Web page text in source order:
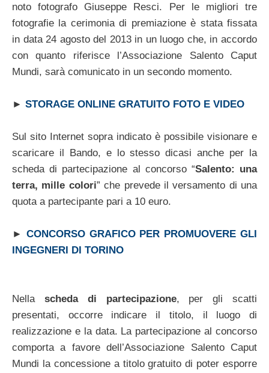
noto fotografo Giuseppe Resci. Per le migliori tre
fotografie la cerimonia di premiazione è stata fissata
in data 24 agosto del 2013 in un luogo che, in accordo
con quanto riferisce l’Associazione Salento Caput
Mundi, sarà comunicato in un secondo momento.
► STORAGE ONLINE GRATUITO FOTO E VIDEO
Sul sito Internet sopra indicato è possibile visionare e
scaricare il Bando, e lo stesso dicasi anche per la
scheda di partecipazione al concorso “Salento: una
terra, mille colori” che prevede il versamento di una
quota a partecipante pari a 10 euro.
► CONCORSO GRAFICO PER PROMUOVERE GLI
INGEGNERI DI TORINO
Nella scheda di partecipazione, per gli scatti
presentati, occorre indicare il titolo, il luogo di
realizzazione e la data. La partecipazione al concorso
comporta a favore dell’Associazione Salento Caput
Mundi la concessione a titolo gratuito di poter esporre